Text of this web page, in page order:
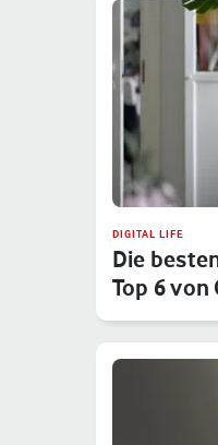
DIGITAL LIFE
Die
Top 6